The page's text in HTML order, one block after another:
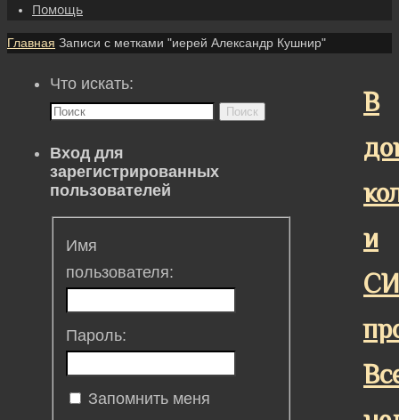
Помощь
Главная Записи с метками "иерей Александр Кушнир"
В
и
Что искать:
Поиск
Вход для
зарегистрированных
пользователей
Имя
пользователя:
Пароль:
Запомнить меня